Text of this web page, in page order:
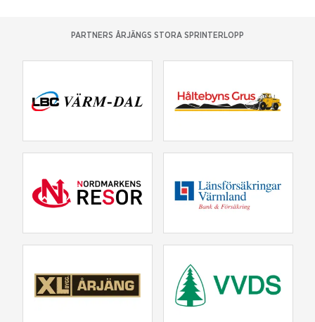
PARTNERS ÅRJÄNGS STORA SPRINTERLOPP